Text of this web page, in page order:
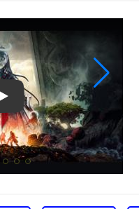
Play Video: Remnant II